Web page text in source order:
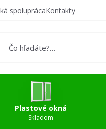
si vlastný
spoluprácaKontakty
Plastové okná
Skladom